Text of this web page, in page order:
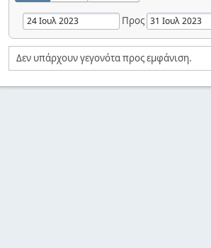
Προς
Δεν υπάρχουν γεγονότα προς εμφάνιση.